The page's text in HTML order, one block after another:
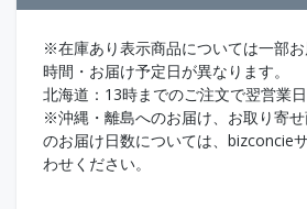
※在庫あり表示商品については一部
時間・お届け予定日が異なります。
北海道：13時までのご注文で翌営業
※沖縄・離島へのお届け、お取り寄
のお届け日数については、bizconcie
わせください。